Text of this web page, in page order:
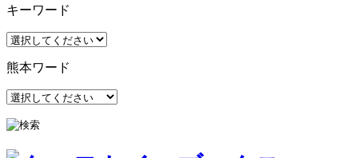
キーワード
熊本ワード